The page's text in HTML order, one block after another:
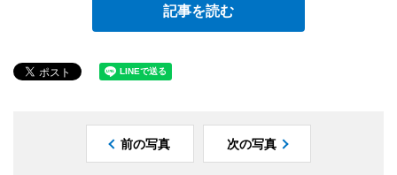
記事を読む
前の写真 次の写真